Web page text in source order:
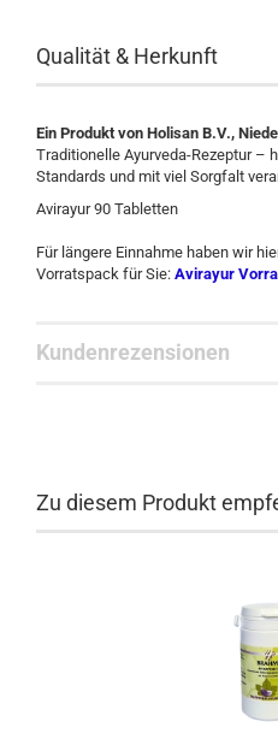
Qualität & Herkunft
Ein Produkt von Holisan B.V.,
Traditionelle Ayurveda-Rezeptur –
Standards und mit viel Sorgfalt
Avirayur 90 Tabletten
Für längere Einnahme haben wir
Vorratspack für Sie: Avirayur
Kundenrezensionen
Zu diesem Produkt